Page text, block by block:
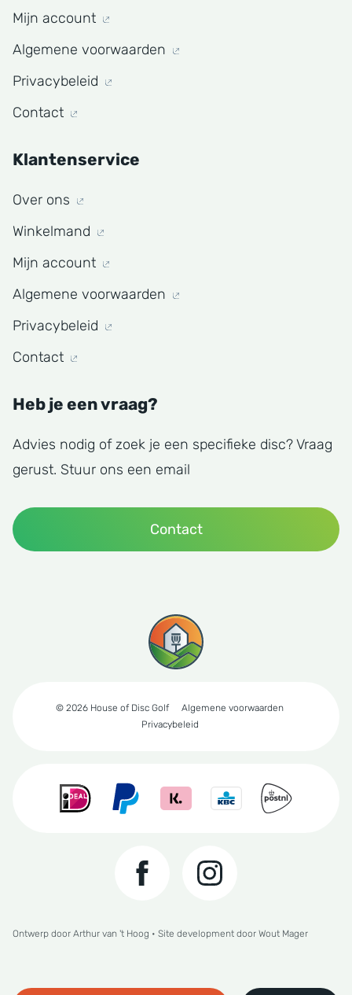
Mijn account
Algemene voorwaarden
Privacybeleid
Contact
Klantenservice
Over ons
Winkelmand
Mijn account
Algemene voorwaarden
Privacybeleid
Contact
Heb je een vraag?
Advies nodig of zoek je een specifieke disc? Vraag
gerust. Stuur ons een email
Contact
© 2026 House of Disc Golf
Algemene voorwaarden
Privacybeleid
Ontwerp door Arthur van 't Hoog • Site development door Wout Mager